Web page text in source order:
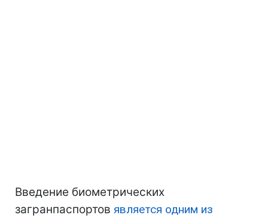
Введение биометрических
загранпаспортов является одним из